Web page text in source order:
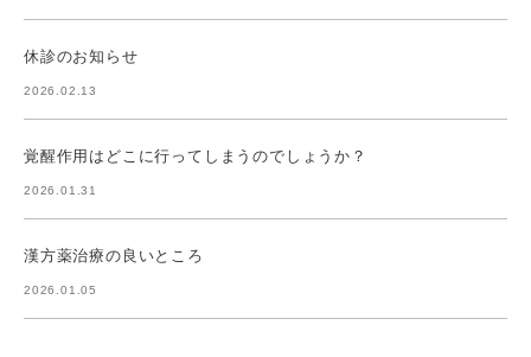
休診のお知らせ
2026.02.13
覚醒作用はどこに行ってしまうのでしょうか？
2026.01.31
漢方薬治療の良いところ
2026.01.05